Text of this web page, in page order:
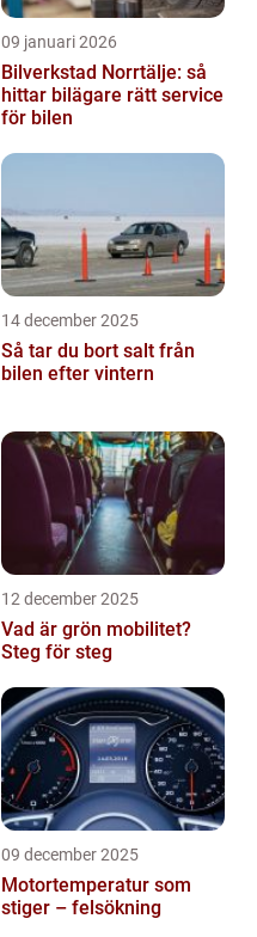
09 januari 2026
Bilverkstad Norrtälje: så
hittar bilägare rätt service
för bilen
14 december 2025
Så tar du bort salt från
bilen efter vintern
12 december 2025
Vad är grön mobilitet?
Steg för steg
09 december 2025
Motortemperatur som
stiger – felsökning